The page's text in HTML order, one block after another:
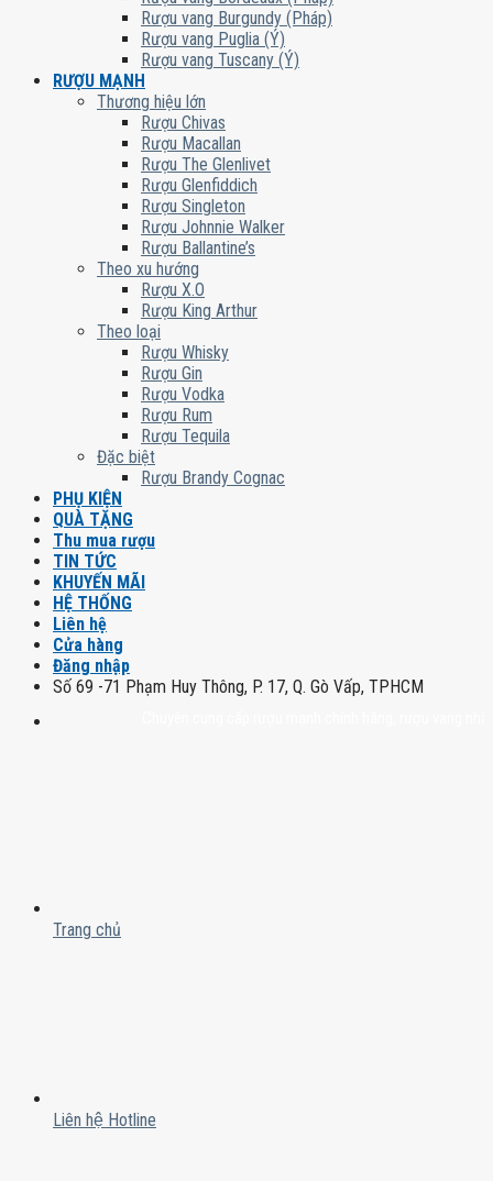
Rượu vang Burgundy (Pháp)
Rượu vang Puglia (Ý)
Rượu vang Tuscany (Ý)
RƯỢU MẠNH
Thương hiệu lớn
Rượu Chivas
Rượu Macallan
Rượu The Glenlivet
Rượu Glenfiddich
Rượu Singleton
Rượu Johnnie Walker
Rượu Ballantine’s
Theo xu hướng
Rượu X.O
Rượu King Arthur
Theo loại
Rượu Whisky
Rượu Gin
Rượu Vodka
Rượu Rum
Rượu Tequila
Đặc biệt
Rượu Brandy Cognac
PHỤ KIỆN
QUÀ TẶNG
Thu mua rượu
TIN TỨC
KHUYẾN MÃI
HỆ THỐNG
Liên hệ
Cửa hàng
Đăng nhập
Số 69 -71 Phạm Huy Thông, P. 17, Q. Gò Vấp, TPHCM
Trang chủ
Liên hệ Hotline